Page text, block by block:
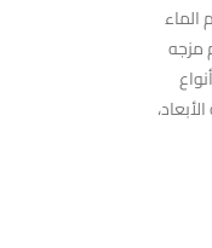
الماء
مزجه